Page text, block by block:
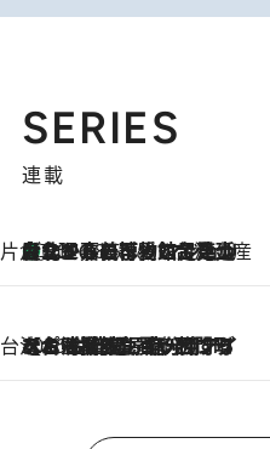
SERIES
連載
片倉真理のときめく台湾土産
2026.8.5
台北からちょっと足を延ばして嘉義へ！ マジョリカタイルの博物館で見つけたレトロ可愛い台湾土産
台湾ぶらぶら食べ歩き
2026.8.4
【台湾夏旅】買い物するなら“台湾の原宿”西門町へ！ お土産も自分用アイテムも揃うショッピングスポット8選